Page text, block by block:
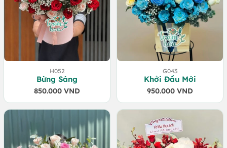
H052
Bừng Sáng
850.000 VND
G043
Khởi Đầu Mới
950.000 VND